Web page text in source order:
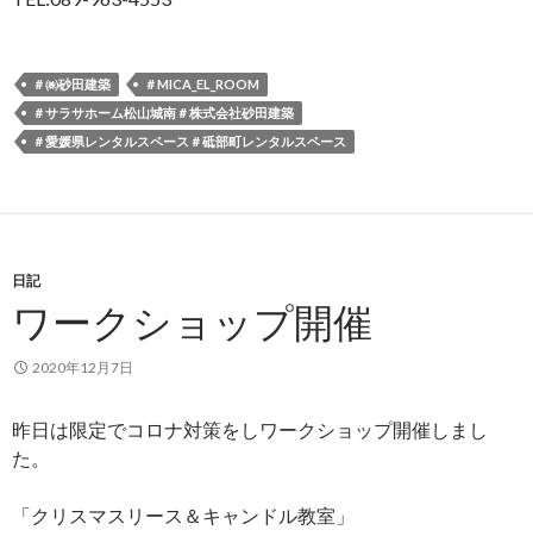
＃㈱砂田建築
＃MICA_EL_ROOM
＃サラサホーム松山城南＃株式会社砂田建築
＃愛媛県レンタルスペース＃砥部町レンタルスペース
日記
ワークショップ開催
2020年12月7日
昨日は限定でコロナ対策をしワークショップ開催しまし
た。
「クリスマスリース＆キャンドル教室」